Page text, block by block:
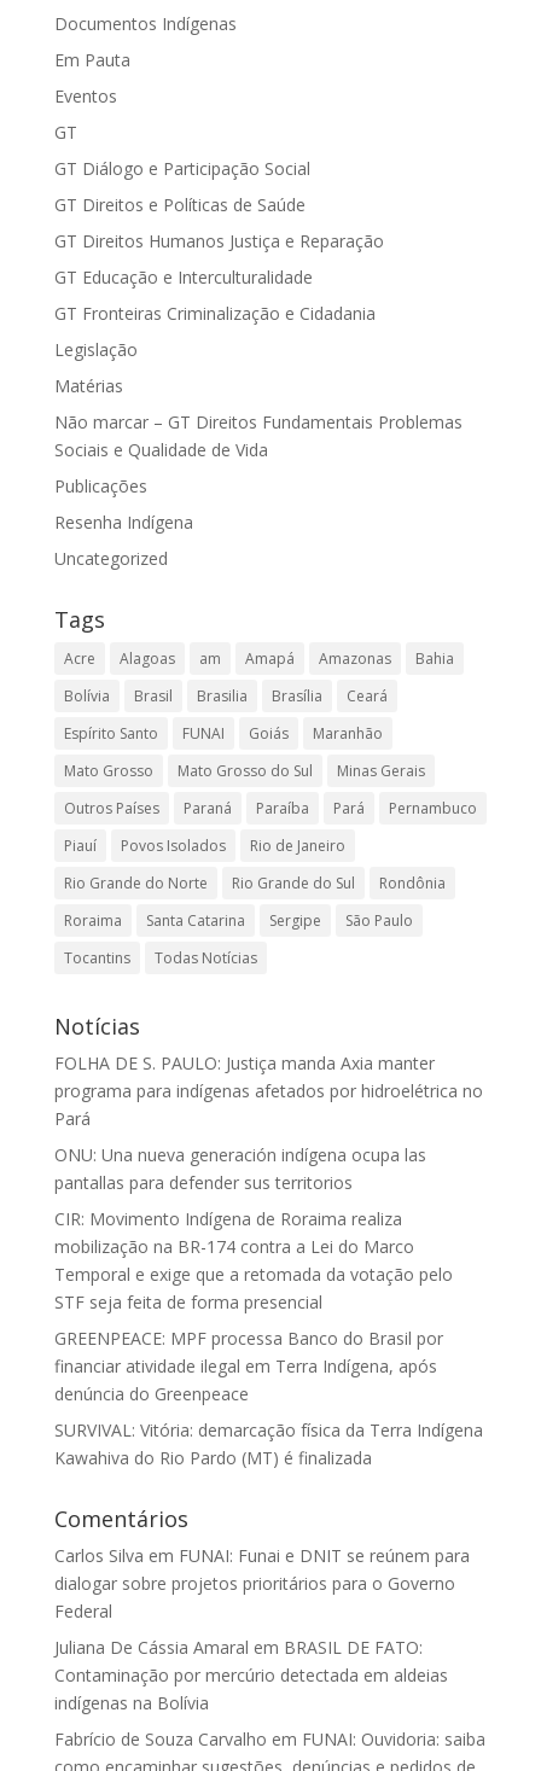
Documentos Indígenas
Em Pauta
Eventos
GT
GT Diálogo e Participação Social
GT Direitos e Políticas de Saúde
GT Direitos Humanos Justiça e Reparação
GT Educação e Interculturalidade
GT Fronteiras Criminalização e Cidadania
Legislação
Matérias
Não marcar – GT Direitos Fundamentais Problemas
Sociais e Qualidade de Vida
Publicações
Resenha Indígena
Uncategorized
Tags
Acre Alagoas am Amapá Amazonas
Bahia
Bolívia
Brasil Brasilia Brasília
Ceará
Espírito Santo
FUNAI Goiás
Maranhão
Mato Grosso
Mato Grosso do Sul
Minas Gerais
Outros Países
Paraná Paraíba Pará
Pernambuco
Piauí
Povos Isolados
Rio de Janeiro
Rio Grande do Norte
Rio Grande do Sul
Rondônia
Roraima
Santa Catarina Sergipe
São Paulo
Tocantins
Todas Notícias
Notícias
FOLHA DE S. PAULO: Justiça manda Axia manter
programa para indígenas afetados por hidroelétrica no
Pará
ONU: Una nueva generación indígena ocupa las
pantallas para defender sus territorios
CIR: Movimento Indígena de Roraima realiza
mobilização na BR-174 contra a Lei do Marco
Temporal e exige que a retomada da votação pelo
STF seja feita de forma presencial
GREENPEACE: MPF processa Banco do Brasil por
financiar atividade ilegal em Terra Indígena, após
denúncia do Greenpeace
SURVIVAL: Vitória: demarcação física da Terra Indígena
Kawahiva do Rio Pardo (MT) é finalizada
Comentários
Carlos Silva em FUNAI: Funai e DNIT se reúnem para
dialogar sobre projetos prioritários para o Governo
Federal
Juliana De Cássia Amaral em BRASIL DE FATO:
Contaminação por mercúrio detectada em aldeias
indígenas na Bolívia
Fabrício de Souza Carvalho em FUNAI: Ouvidoria: saiba
como encaminhar sugestões, denúncias e pedidos de